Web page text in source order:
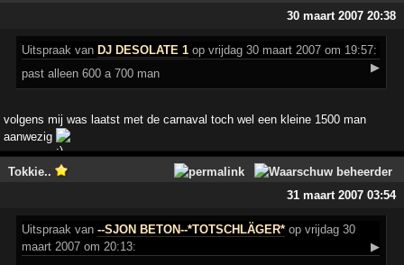
30 maart 2007 20:38
Uitspraak van DJ DESOLATE 1 op vrijdag 30 maart 2007 om 19:57:
▶
past alleen 600 a 700 man
volgens mij was laatst met de carnaval toch wel een kleine 1500 man
aanwezig
Tokkie..
31 maart 2007 03:54
Uitspraak van--SJON BETON--*TOTSCHLÄGER* op vrijdag 30
maart 2007 om 20:13:
▶